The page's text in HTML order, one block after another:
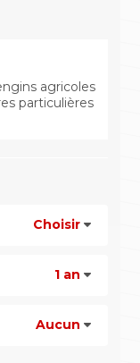
agricoles
particulières
Choisir
1 an
Aucun